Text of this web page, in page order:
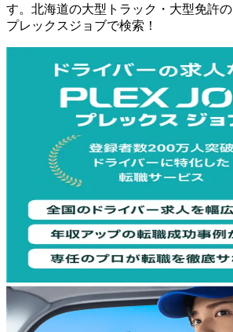
す。 北海道の大型トラック・大型免許の
プレックスジョブで検索！